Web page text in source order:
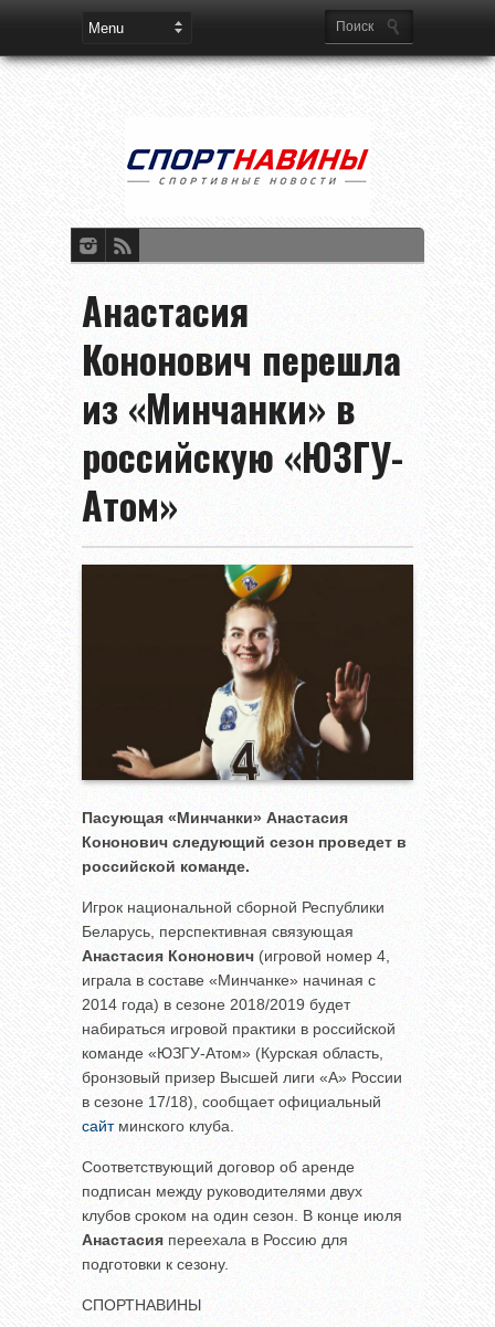
Анастасия
Кононович перешла
из «Минчанки» в
российскую «ЮЗГУ-
Атом»
Пасующая «Минчанки» Анастасия
Кононович следующий сезон проведет в
российской команде.
Игрок национальной сборной Республики
Беларусь, перспективная связующая
Анастасия Кононович (игровой номер 4,
играла в составе «Минчанке» начиная с
2014 года) в сезоне 2018/2019 будет
набираться игровой практики в российской
команде «ЮЗГУ-Атом» (Курская область,
бронзовый призер Высшей лиги «А» России
в сезоне 17/18), сообщает официальный
сайтминского клуба.
Соответствующий договор об аренде
подписан между руководителями двух
клубов сроком на один сезон. В конце июля
Анастасия переехала в Россию для
подготовки к сезону.
СПОРТНАВИНЫ